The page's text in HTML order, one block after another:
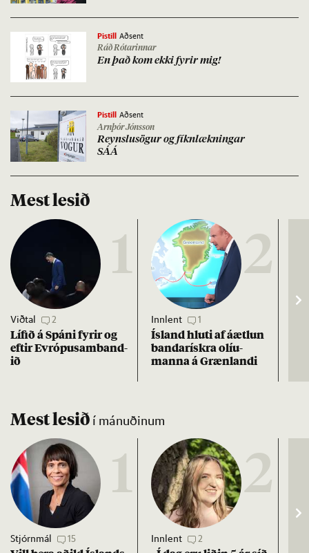
Pistill Aðsent
Ráð Rótarinnar
En það kom ekki fyr­ir mig!
Pistill Aðsent
Arnþór Jónsson
Reynslu­sög­ur og fíkn­lækn­ing­ar
SÁÁ
Mest lesið
1
Viðtal 2
Líf­ið á Spáni fyr­ir og
eft­ir Evr­ópu­sam­band­
ið
2
Innlent 1
Ís­land hluti af áætl­un
banda­rískra ol­íu­
manna á Græn­landi
Mest lesið í mánuðinum
1
Stjórnmál 15
2
Innlent 2